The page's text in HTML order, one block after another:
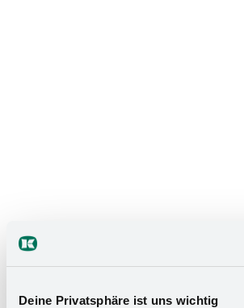
Deine Privatsphäre ist uns wichtig